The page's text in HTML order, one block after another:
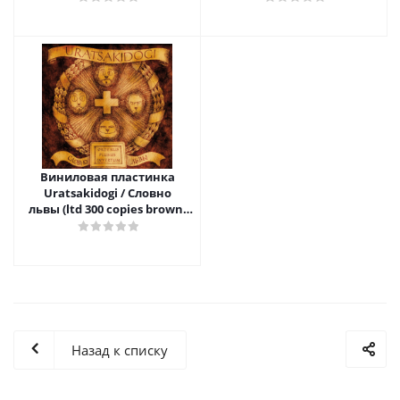
Виниловая пластинка
Uratsakidogi / Словно
львы (ltd 300 copies brown)
(lp)
Назад к списку